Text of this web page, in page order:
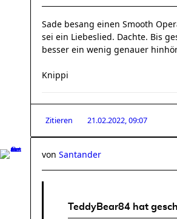
Sade besang einen Smooth
sei ein Liebeslied. Dachte. Bis
besser ein wenig genauer
Knippi
Zitieren 21.02.2022, 09:07
von Santander
TeddyBear84 hat